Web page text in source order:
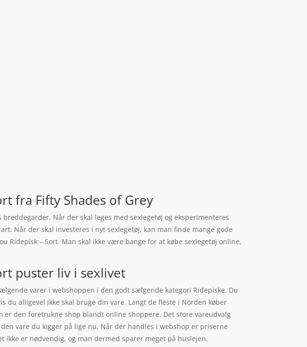
fra Fifty Shades of Grey
Når der skal leges med sexlegetøj og eksperimenteres
Når der skal investeres i nyt sexlegetøj, kan man finde mange gode
Ridepisk – Sort. Man skal ikke være bange for at købe sexlegetøj online,
puster liv i sexlivet
varer i webshoppen i den godt sælgende kategori Ridepiske. Du
du alligevel ikke skal bruge din vare. Langt de fleste i Norden køber
er den foretrukne shop blandt online shoppere. Det store vareudvalg
vare du kigger på lige nu. Når der handles i webshop er priserne
er nødvendig, og man dermed sparer meget på huslejen.